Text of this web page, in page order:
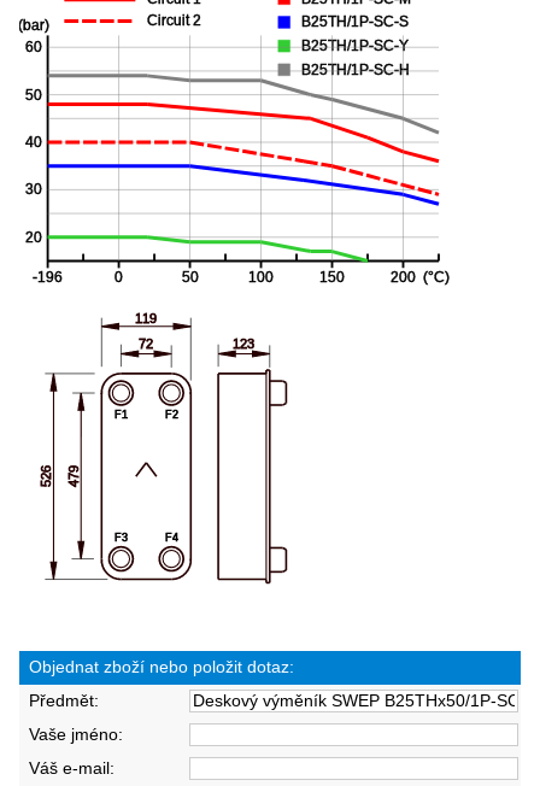
Objednat zboží nebo položit dotaz:
Předmět:
Vaše jméno:
Váš e-mail: